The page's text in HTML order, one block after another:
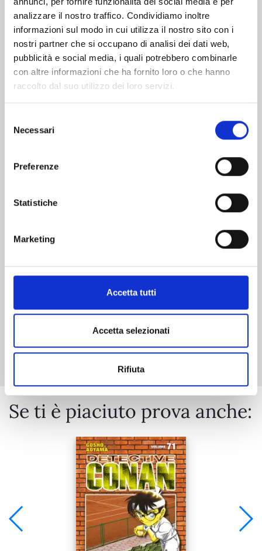
analizzare il nostro traffico. Condividiamo inoltre
informazioni sul modo in cui utilizza il nostro sito con i
nostri partner che si occupano di analisi dei dati web,
pubblicità e social media, i quali potrebbero combinarle
con altre informazioni che ha fornito loro o che hanno
raccolto dal suo utilizzo dei loro servizi.
delNecessari
Preferenze
Statistiche
Marketing
Accetta tutti
Accetta selezionati
Rifiuta
€ 5,90
Mostra tutto
Se ti è piaciuto prova anche: